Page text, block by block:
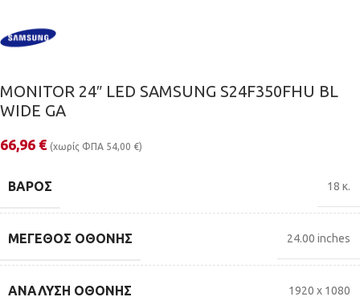
MONITOR 24″ LED SAMSUNG S24F350FHU BL
WIDE GA
66,96 € (χωρίς ΦΠΑ 54,00 €)
ΒΆΡΟΣ 18 κ.
ΜΈΓΕΘΟΣ ΟΘΌΝΗΣ 24.00 inches
ΑΝΆΛΥΣΗ ΟΘΌΝΗΣ 1920 x 1080